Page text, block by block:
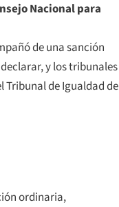
Nacional para
de una sanción
y los tribunales
Tribunal de Igualdad de
ordinaria,